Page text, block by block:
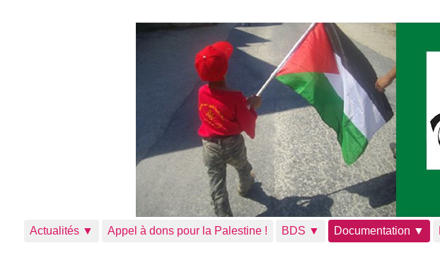
Actualités ▼ Appel à dons pour la Palestine ! BDS ▼ Documentation ▼